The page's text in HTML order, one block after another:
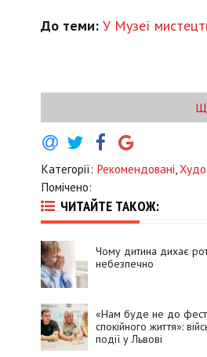
До теми: У Музеї
Категорії: Рекомендовані,
Помічено:
ЧИТАЙТЕ ТАКОЖ:
Чому дитина дихає
небезпечно
«Нам буде не до
спокійного життя»:
події у Львові